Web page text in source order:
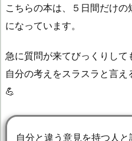
こちらの本は、５日間だけの
になっています。
急に質問が来てびっくりして
自分の考えをスラスラと言え
💪
自分と違う意見を持つ人と